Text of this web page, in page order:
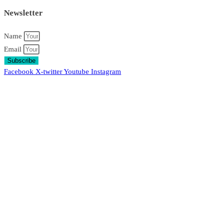
Newsletter
Name
Email
Subscribe
Facebook X-twitterYoutube Instagram